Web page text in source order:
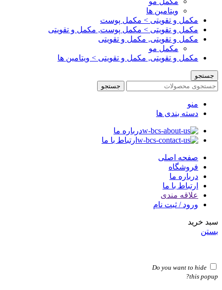
ویتامین ها
مکمل و تقویتی > مکمل پوست
مکمل و تقویتی > مکمل پوست, مکمل و تقویتی
مکمل و تقویتی, مکمل و تقویتی
مکمل مو
مکمل و تقویتی, مکمل و تقویتی > ویتامین ها
جستجو
جستجو
منو
دسته بندی ها
درباره ما
ارتباط با ما
صفحه اصلی
فروشگاه
درباره ما
ارتباط با ما
علاقه مندی
ورود / ثبت نام
سبد خرید
بستن
Do you want to hide
this popup?